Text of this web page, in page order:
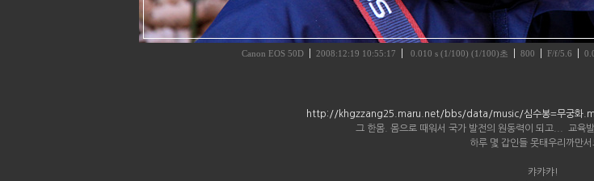
Canon EOS 50D 2008:12:19 10:55:17 0.010 s (1/100) (1/100)초 800 F/f/5.6
http://khgzzang25.maru.net/bbs/data/music/심수봉=무궁화
그 한몸. 몸으로 때워서 국가 발전의 원동력이 되고... 교육
하루 몇 갑인들 못태우리까만서
캬캬캬!